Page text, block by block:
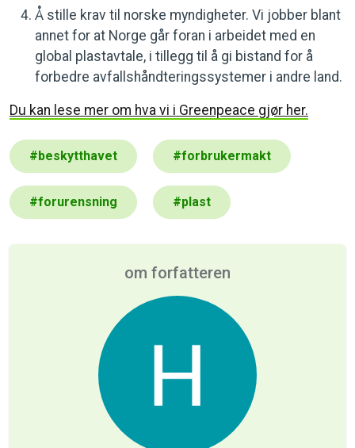
Å stille krav til norske myndigheter. Vi jobber blant
annet for at Norge går foran i arbeidet med en
global plastavtale, i tillegg til å gi bistand for å
forbedre avfallshåndteringssystemer i andre land.
Du kan lese mer om hva vi i Greenpeace gjør her.
#beskytthavet #forbrukermakt
#forurensning #plast
om forfatteren